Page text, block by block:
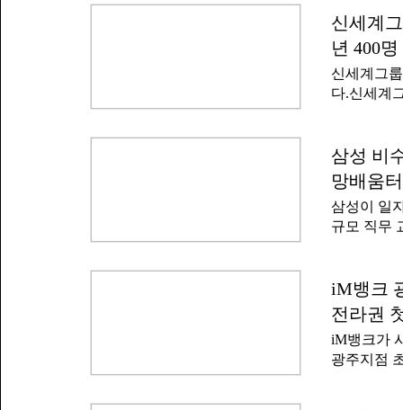
원 대상은
부터 포항
카데미'에
5개 사업
도가 높은
활용 콘텐
맞춤형 직
수료생
집중 교육
하고 있다
모집해 AI
신세계
년 400
신세계그
다.신세계
년층의 직
젝트다.신
로 했다.
교육 프로
I&C 등 신
뒤에는 우
5% 수료
제 혜택을
을 이어오
삼성 비
망배움
삼성이 일
규모 직무
일 밝혔다.
하는 정부
위해 삼성
도권 미취
라인 면접
iM뱅크
전라권
iM뱅크가
광주지점